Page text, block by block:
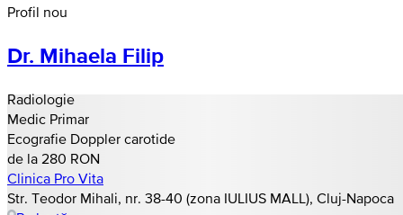
Profil nou
Dr. Mihaela Filip
Radiologie
Medic Primar
Ecografie Doppler carotide
de la 280 RON
Clinica Pro Vita
Str. Teodor Mihali, nr. 38-40 (zona IULIUS MALL), Cluj-Napoca